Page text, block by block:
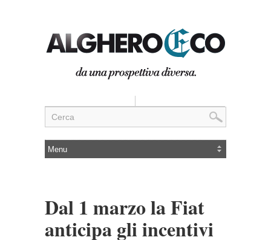
Dal 1 marzo la Fiat
anticipa gli incentivi